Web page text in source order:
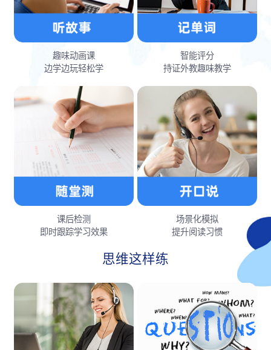
趣味动画课
边学边玩轻松学
智能评分
持证外教趣味教学
课后检测
即时跟踪学习效果
场景化模拟
提升阅读习惯
思维这样练